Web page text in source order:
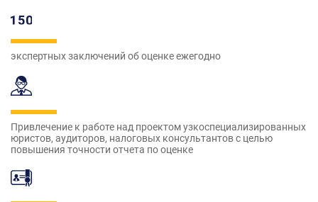
экспертных заключений об оценке ежегодно
Привлечение к работе над проектом узкоспециализированных
юристов, аудиторов, налоговых консультантов с целью
повышения точности отчета по оценке